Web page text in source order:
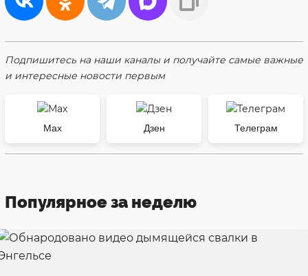
Подпишитесь на наши каналы и получайте самые важные
и интересные новости первым
Max Дзен Телеграм
Популярное за неделю